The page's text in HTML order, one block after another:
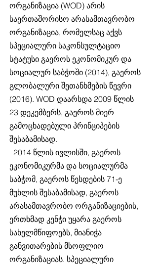
ორგანიზაცია (WOD) არის
საერთაშორისო არასამთავრობო
ორგანიზაცია, რომელსაც აქვს
სპეციალური საკონსულტაციო
სტატუსი გაეროს ეკონომიკურ და
სოციალურ საბჭოში (2014), გაეროს
გლობალური შეთანხმების წევრი
(2016). WOD დაარსდა 2009 წლის
23 დეკემბერს, გაეროს მიერ
გამოცხადებული პრინციპების
შესაბამისად.
2014 წლის ივლისში, გაეროს
ეკონომიკურმა და სოციალურმა
საბჭომ, გაეროს წესდების 71-ე
მუხლის შესაბამისად, გაეროს
არასამთავრობო ორგანიზაციების,
ერთხმად კენჭი უყარა გაეროს
სახელმწიფოებს, მიანიჭა
განვითარების მსოფლიო
ორგანიზაციას. სპეციალური